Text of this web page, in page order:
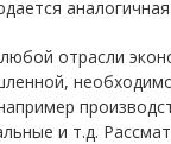
аналогичная
отрасли
и т.д.